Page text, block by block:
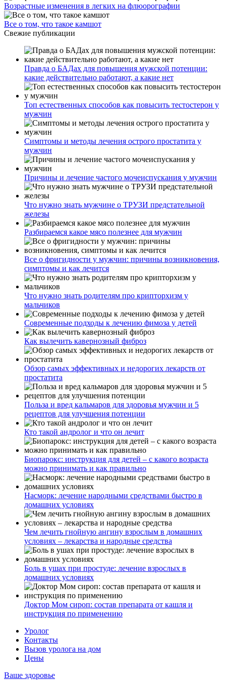
Возрастные изменения в легких на флюорографии
Все о том, что такое камшот
Свежие публикации
Правда о БАДах для повышения мужской потенции:
какие действительно работают, а какие нет
Топ естественных способов как повысить тестостерон у
мужчин
Симптомы и методы лечения острого простатита у
мужчин
Причины и лечение частого мочеиспускания у мужчин
Что нужно знать мужчине о ТРУЗИ предстательной
железы
Разбираемся какое мясо полезнее для мужчин
Все о фригидности у мужчин: причины возникновения,
симптомы и как лечится
Что нужно знать родителям про крипторхизм у
мальчиков
Современные подходы к лечению фимоза у детей
Как вылечить кавернозный фиброз
Обзор самых эффективных и недорогих лекарств от
простатита
Польза и вред кальмаров для здоровья мужчин и 5
рецептов для улучшения потенции
Кто такой андролог и что он лечит
Биопарокс: инструкция для детей – с какого возраста
можно принимать и как правильно
Насморк: лечение народными средствами быстро в
домашних условиях
Чем лечить гнойную ангину взрослым в домашних
условиях – лекарства и народные средства
Боль в ушах при простуде: лечение взрослых в
домашних условиях
Доктор Мом сироп: состав препарата от кашля и
инструкция по применению
Уролог
Контакты
Вызов уролога на дом
Цены
Ваше здоровье